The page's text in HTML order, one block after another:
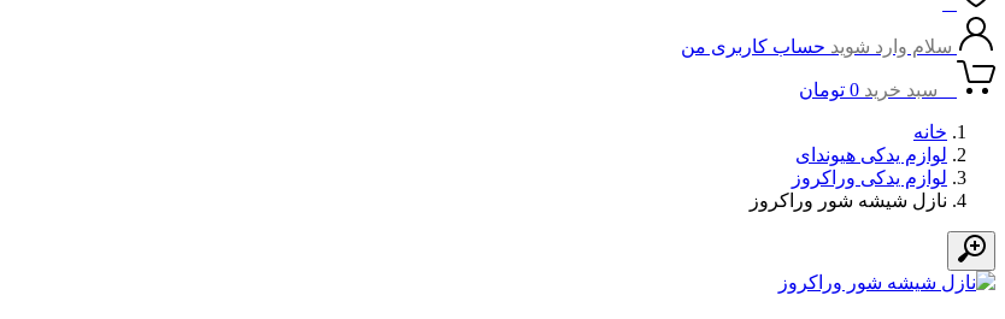
سلام وارد شوید حساب کاربری من
سبد خرید 0 تومان
خانه
لوازم یدکی هیوندای
لوازم یدکی وراکروز
نازل شیشه شور وراکروز